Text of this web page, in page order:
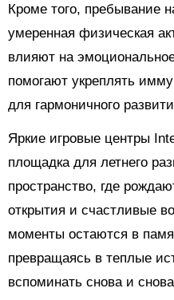
Кроме того, пребывание
умеренная физическая
влияют на
помогают укреплять
для гармоничного
Яркие игровые центры
площадка для летнего
пространство, где
открытия и счастливые
моменты остаются в
превращаясь в теплые
вспоминать снова и